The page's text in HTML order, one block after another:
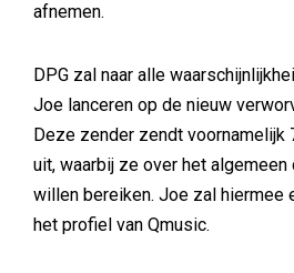
afnemen.
DPG zal naar alle
Joe lanceren op de nieuw
Deze zender zendt voornamelijk
uit, waarbij ze over het
willen bereiken. Joe zal hiermee
het profiel van Qmusic.